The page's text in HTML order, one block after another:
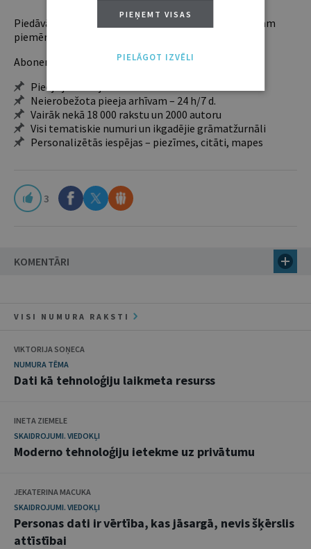
Piedāvājam trīs abonementu veidus. Vienam lietotājam
piemērotākais ir "Mazais" (3, 6 un 12 mēnešiem).
Abonentu ieguvumi:
Pieeja jaunākajam izdevumam
Neierobežota pieeja arhīvam – 24 h/7 d.
Vairāk nekā 18 000 rakstu un 2000 autoru
Visi tematiskie numuri un ikgadējie grāmatžurnāli
Personalizētās iespējas – piezīmes, citāti, mapes
3
KOMENTĀRI
VISI NUMURA RAKSTI
VIKTORIJA SOŅECA
NUMURA TĒMA
Dati kā tehnoloģiju laikmeta resurss
INETA ZIEMELE
SKAIDROJUMI. VIEDOKĻI
Moderno tehnoloģiju ietekme uz privātumu
JEKATERINA MACUKA
SKAIDROJUMI. VIEDOKĻI
Personas dati ir vērtība, kas jāsargā, nevis šķērslis
attīstībai
PIEŅEMT VISAS
PIELĀGOT IZVĒLI